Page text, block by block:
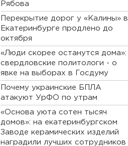
Рябова
Перекрытие дорог у «Калины» в
Екатеринбурге продлено до
октября
«Люди скорее останутся дома»:
свердловские политологи - о
явке на выборах в Госдуму
Почему украинские БПЛА
атакуют УрФО по утрам
«Основа уюта сотен тысяч
домов»: на екатеринбургском
Заводе керамических изделий
наградили лучших сотрудников